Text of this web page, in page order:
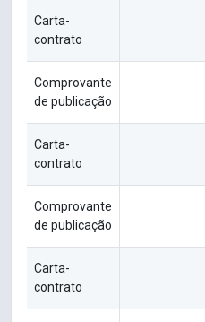
Carta-
contrato
Comprovante
de publicação
Carta-
contrato
Comprovante
de publicação
Carta-
contrato